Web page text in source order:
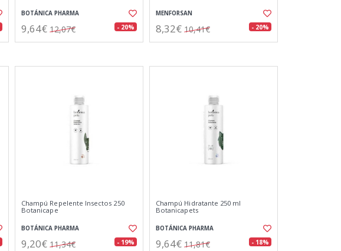
BOTÁNICA PHARMA
9,64€ 12,07€ - 20%
MENFORSAN
8,32€ 10,41€ - 20%
Champú Repelente Insectos 250
Botanicape
BOTÁNICA PHARMA
9,20€ 11,34€ - 19%
Champú Hidratante 250 ml
Botanicapets
BOTÁNICA PHARMA
9,64€ 11,81€ - 18%